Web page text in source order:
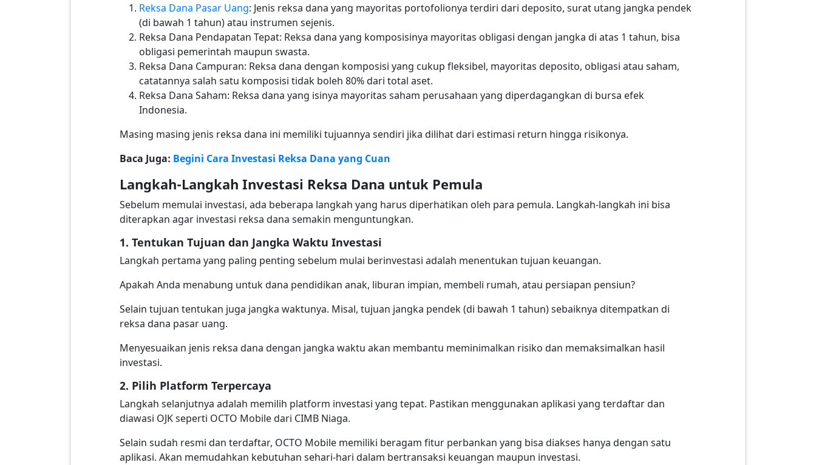
Reksa Dana Pasar Uang: Jenis reksa dana yang mayoritas portofolionya terdiri dari deposito, surat utang jangka pendek
(di bawah 1 tahun) atau instrumen sejenis.
Reksa Dana Pendapatan Tepat: Reksa dana yang komposisinya mayoritas obligasi dengan jangka di atas 1 tahun, bisa
obligasi pemerintah maupun swasta.
Reksa Dana Campuran: Reksa dana dengan komposisi yang cukup fleksibel, mayoritas deposito, obligasi atau saham,
catatannya salah satu komposisi tidak boleh 80% dari total aset.
Reksa Dana Saham: Reksa dana yang isinya mayoritas saham perusahaan yang diperdagangkan di bursa efek
Indonesia.
Masing masing jenis reksa dana ini memiliki tujuannya sendiri jika dilihat dari estimasi return hingga risikonya.
Baca Juga: Begini Cara Investasi Reksa Dana yang Cuan
Langkah-Langkah Investasi Reksa Dana untuk Pemula
Sebelum memulai investasi, ada beberapa langkah yang harus diperhatikan oleh para pemula. Langkah-langkah ini bisa
diterapkan agar investasi reksa dana semakin menguntungkan.
1. Tentukan Tujuan dan Jangka Waktu Investasi
Langkah pertama yang paling penting sebelum mulai berinvestasi adalah menentukan tujuan keuangan.
Apakah Anda menabung untuk dana pendidikan anak, liburan impian, membeli rumah, atau persiapan pensiun?
Selain tujuan tentukan juga jangka waktunya. Misal, tujuan jangka pendek (di bawah 1 tahun) sebaiknya ditempatkan di
reksa dana pasar uang.
Menyesuaikan jenis reksa dana dengan jangka waktu akan membantu meminimalkan risiko dan memaksimalkan hasil
investasi.
2. Pilih Platform Terpercaya
Langkah selanjutnya adalah memilih platform investasi yang tepat. Pastikan menggunakan aplikasi yang terdaftar dan
diawasi OJK seperti OCTO Mobile dari CIMB Niaga.
Selain sudah resmi dan terdaftar, OCTO Mobile memiliki beragam fitur perbankan yang bisa diakses hanya dengan satu
aplikasi. Akan memudahkan kebutuhan sehari-hari dalam bertransaksi keuangan maupun investasi.